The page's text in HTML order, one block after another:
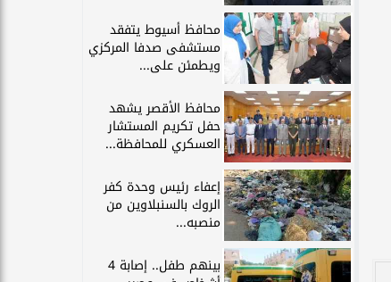
محافظ أسيوط يتفقد
مستشفى صدفا المركزي
ويطمئن على...
محافظ الأقصر يشهد
حفل تكريم المستشار
العسكري للمحافظة...
إعفاء رئيس وحدة كفر
الروك بالسنبلاوين من
منصبه...
بينهم طفل.. إصابة 4